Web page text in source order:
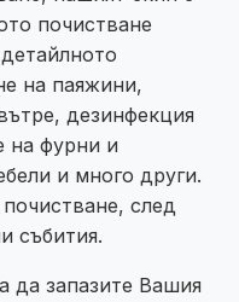
почистване
на паяжини,
дезинфекция
на фурни и
и много други.
след
събития.
да запазите Вашия